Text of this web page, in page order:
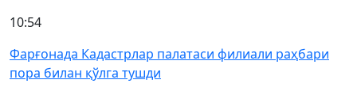
10:54
Фарғонада Кадастрлар палатаси филиали раҳбари
пора билан қўлга тушди